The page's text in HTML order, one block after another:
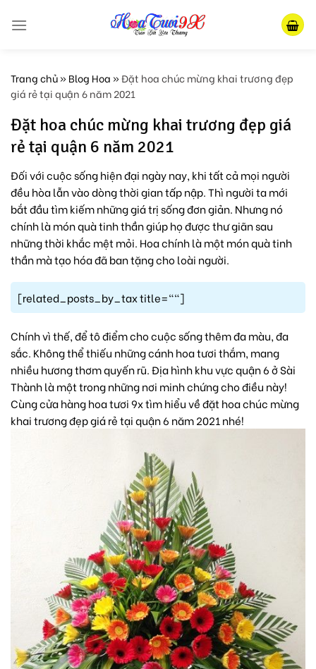
Trang chủ»Blog Hoa»Đặt hoa chúc mừng khai trương đẹp
giá rẻ tại quận 6 năm 2021
Đặt hoa chúc mừng khai trương đẹp giá
rẻ tại quận 6 năm 2021
Đối với cuộc sống hiện đại ngày nay, khi tất cả mọi người
đều hòa lẫn vào dòng thời gian tấp nập. Thì người ta mới
bắt đầu tìm kiếm những giá trị sống đơn giản. Nhưng nó
chính là món quà tinh thần giúp họ được thư giãn sau
những thời khắc mệt mỏi. Hoa chính là một món quà tinh
thần mà tạo hóa đã ban tặng cho loài người.
[related_posts_by_tax title=""]
Chính vì thế, để tô điểm cho cuộc sống thêm đa màu, đa
sắc. Không thể thiếu những cánh hoa tươi thắm, mang
nhiều hương thơm quyến rũ. Địa hình khu vực quận 6 ở Sài
Thành là một trong những nơi minh chứng cho điều này!
Cùng cửa hàng hoa tươi 9x tìm hiểu về đặt hoa chúc mừng
khai trương đẹp giá rẻ tại quận 6 năm 2021 nhé!